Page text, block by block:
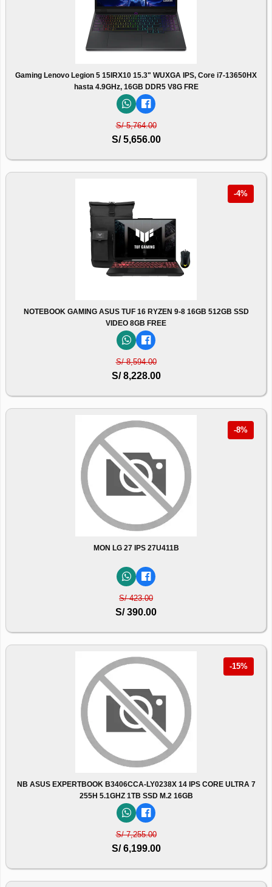
Gaming Lenovo Legion 5 15IRX10 15.3" WUXGA IPS, Core i7-13650HX
hasta 4.9GHz, 16GB DDR5 V8G FRE
S/ 5,764.00
S/ 5,656.00
-4%
NOTEBOOK GAMING ASUS TUF 16 RYZEN 9-8 16GB 512GB SSD
VIDEO 8GB FREE
S/ 8,594.00
S/ 8,228.00
-8%
MON LG 27 IPS 27U411B
S/ 423.00
S/ 390.00
-15%
NB ASUS EXPERTBOOK B3406CCA-LY0238X 14 IPS CORE ULTRA 7
255H 5.1GHZ 1TB SSD M.2 16GB
S/ 7,255.00
S/ 6,199.00